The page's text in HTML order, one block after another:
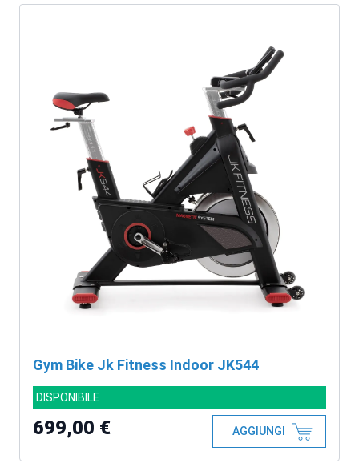
Gym Bike Jk Fitness Indoor JK544
DISPONIBILE
699,00 € AGGIUNGI